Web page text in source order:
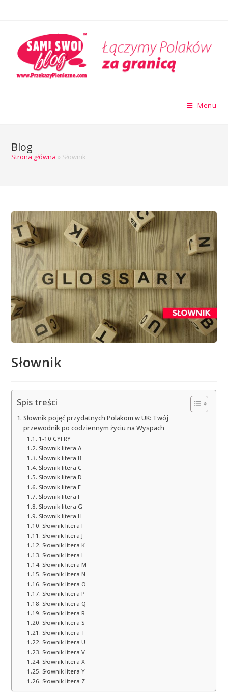
Menu
Blog
Strona główna » Słownik
Słownik
Spis treści
Słownik pojęć przydatnych Polakom w UK: Twój
przewodnik po codziennym życiu na Wyspach
1-10 CYFRY
Słownik litera A
Słownik litera B
Słownik litera C
Słownik litera D
Słownik litera E
Słownik litera F
Słownik litera G
Słownik litera H
Słownik litera I
Słownik litera J
Słownik litera K
Słownik litera L
Słownik litera M
Słownik litera N
Słownik litera O
Słownik litera P
Słownik litera Q
Słownik litera R
Słownik litera S
Słownik litera T
Słownik litera U
Słownik litera V
Słownik litera X
Słownik litera Y
Słownik litera Z